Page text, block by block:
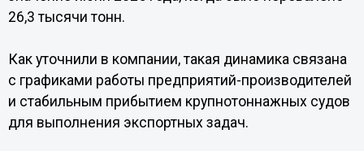
26,3 тысячи тонн.
Как уточнили в компании, такая динамика связана
с графиками работы предприятий-производителей
и стабильным прибытием крупнотоннажных судов
для выполнения экспортных задач.